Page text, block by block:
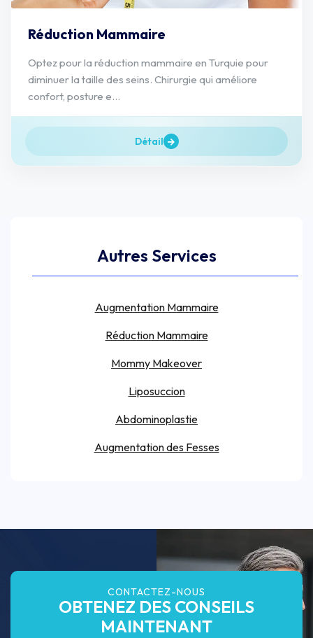
Réduction Mammaire
Optez pour la réduction mammaire en Turquie pour
diminuer la taille des seins. Chirurgie qui améliore
confort, posture e...
Détail
Autres Services
Augmentation Mammaire
Réduction Mammaire
Mommy Makeover
Liposuccion
Abdominoplastie
Augmentation des Fesses
CONTACTEZ-NOUS
OBTENEZ DES CONSEILS
MAINTENANT